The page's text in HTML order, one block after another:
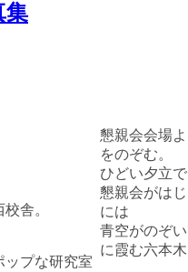
集
舎。
ップな研究室
懇親会会場
をのぞむ。
ひどい夕立
懇親会がは
には
青空がのぞ
に霞む六本